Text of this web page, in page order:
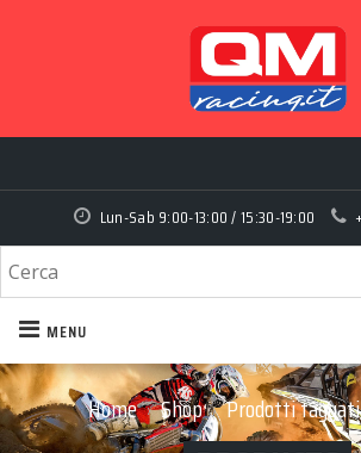
Lun-Sab 9:00-13:00 / 15:30-19:00
MENU
Home › Shop › Prodotti taggati